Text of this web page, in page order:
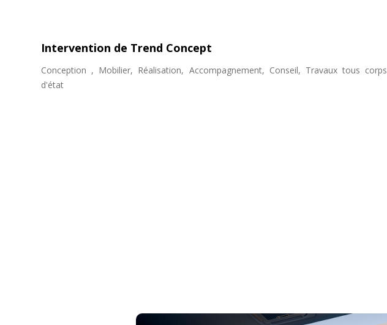
Intervention de Trend Concept
Conception , Mobilier, Réalisation, Accompagnement, Conseil, Travaux tous corps
d'état